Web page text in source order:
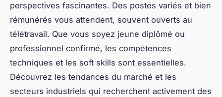
perspectives fascinantes. Des postes variés et bien
rémunérés vous attendent, souvent ouverts au
télétravail. Que vous soyez jeune diplômé ou
professionnel confirmé, les compétences
techniques et les soft skills sont essentielles.
Découvrez les tendances du marché et les
secteurs industriels qui recherchent activement des